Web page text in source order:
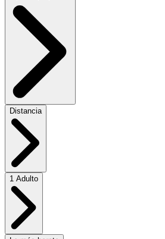
Distancia
1 Adulto